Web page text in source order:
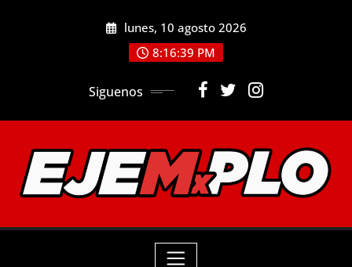
lunes, 10 agosto 2026
8:16:40 PM
Siguenos